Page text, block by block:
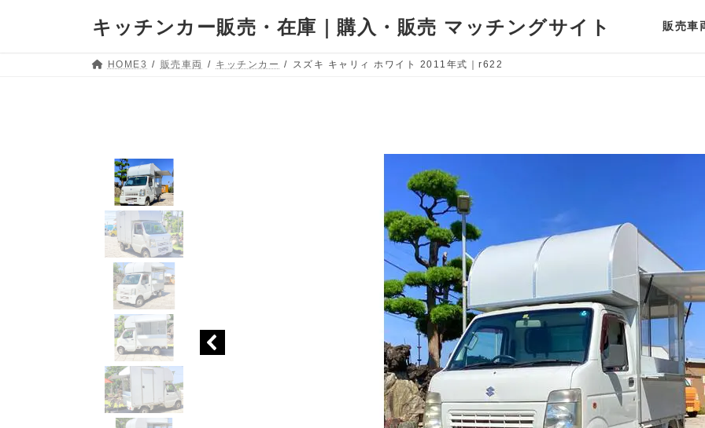
キッチンカー販売・在庫｜購入・販売 マッチングサイト 販売車
HOME3 販売車両 キッチンカー スズキ キャリィ ホワイト 2011年式｜r622